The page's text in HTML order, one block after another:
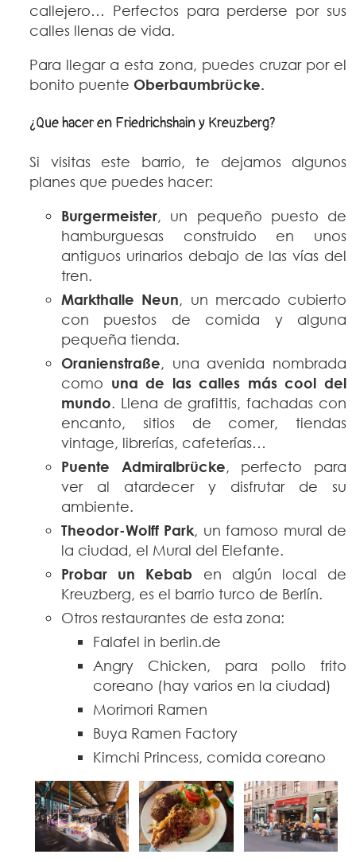
callejero… Perfectos para perderse por sus
calles llenas de vida.
Para llegar a esta zona, puedes cruzar por el
bonito puente Oberbaumbrücke.
¿Que hacer en Friedrichshain y Kreuzberg?
Si visitas este barrio, te dejamos algunos
planes que puedes hacer:
Burgermeister, un pequeño puesto de
hamburguesas construido en unos
antiguos urinarios debajo de las vías del
tren.
Markthalle Neun, un mercado cubierto
con puestos de comida y alguna
pequeña tienda.
Oranienstraße, una avenida nombrada
como una de las calles más cool del
mundo. Llena de grafittis, fachadas con
encanto, sitios de comer, tiendas
vintage, librerías, cafeterías…
Puente Admiralbrücke, perfecto para
ver al atardecer y disfrutar de su
ambiente.
Theodor-Wolff Park, un famoso mural de
la ciudad, el Mural del Elefante.
Probar un Kebab en algún local de
Kreuzberg, es el barrio turco de Berlín.
Otros restaurantes de esta zona:
Falafel in berlin.de
Angry Chicken, para pollo frito
coreano (hay varios en la ciudad)
Morimori Ramen
Buya Ramen Factory
Kimchi Princess, comida coreano